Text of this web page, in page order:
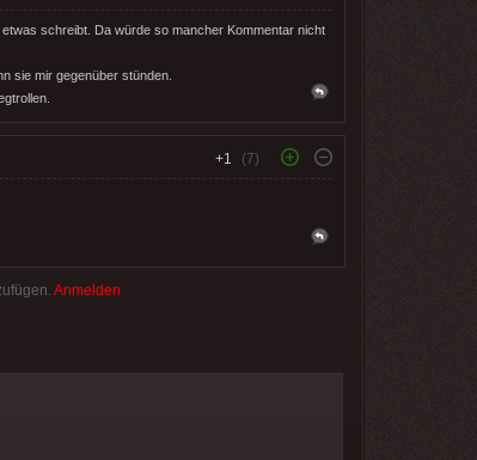
schreibt. Da würde so mancher Kommentar nicht
sie mir gegenüber stünden.
+1 (7)
Anmelden